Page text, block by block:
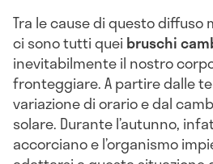
Tra le cause di questo diffuso
ci sono tutti quei bruschi
inevitabilmente il nostro
fronteggiare. A partire dalle
variazione di orario e dal
solare. Durante l’autunno,
accorciano e l’organismo